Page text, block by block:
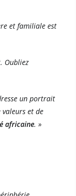
et familiale est
Oubliez
un portrait
valeurs et de
africaine. »